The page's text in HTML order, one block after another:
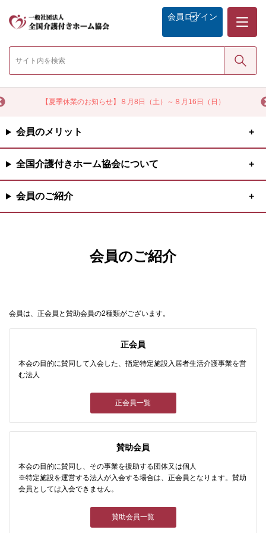
【夏季休業のお知らせ】８月8日（土）～８月16日（日）
会員 ログイン
検索
会員のメリット
全国介護付きホーム協会について
会員のご紹介
会員のご紹介
会員は、正会員と賛助会員の2種類がございます。
正会員
本会の目的に賛同して入会した、指定特定施設入居者生活介護事業を営
む法人
正会員一覧
賛助会員
本会の目的に賛同し、その事業を援助する団体又は個人
※特定施設を運営する法人が入会する場合は、正会員となります。賛助
会員としては入会できません。
賛助会員一覧